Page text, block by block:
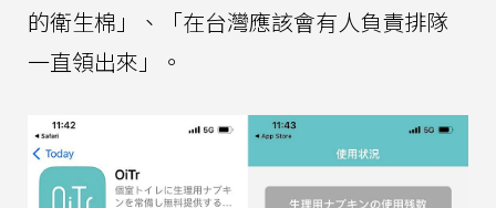
的衛生棉」、「在台灣應該會有人負責排隊
一直領出來」。